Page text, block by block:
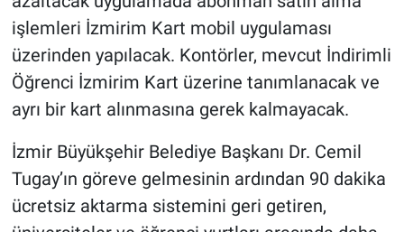
işlemleri İzmirim Kart mobil uygulaması
üzerinden yapılacak. Kontörler, mevcut İndirimli
Öğrenci İzmirim Kart üzerine tanımlanacak ve
ayrı bir kart alınmasına gerek kalmayacak.
İzmir Büyükşehir Belediye Başkanı Dr. Cemil
Tugay’ın göreve gelmesinin ardından 90 dakika
ücretsiz aktarma sistemini geri getiren,